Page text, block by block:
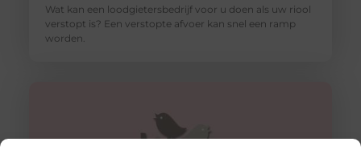
Wat kan een loodgietersbedrijf voor u doen als uw riool
verstopt is? Een verstopte afvoer kan snel een ramp
worden.